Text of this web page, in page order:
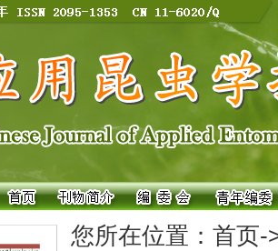
您所在位置： 首页-